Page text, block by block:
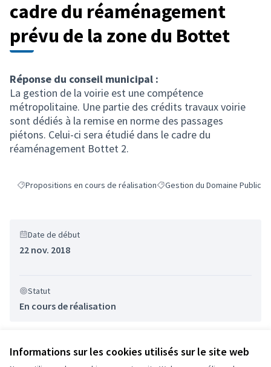
Informations sur les cookies utilisés sur le site web
cadre du réaménagement
prévu de la zone du Bottet
Réponse du conseil municipal :
La gestion de la voirie est une compétence
métropolitaine. Une partie des crédits travaux voirie
sont dédiés à la remise en norme des passages
piétons. Celui-ci sera étudié dans le cadre du
réaménagement Bottet 2.
Filtrer les résultats de la catégorie : Propositions en cours de
Propositions en cours de réalisationFiltrer les résultats pour le
Gestion du Domaine Public
Date de début
22 nov. 2018
Statut
En cours de réalisation